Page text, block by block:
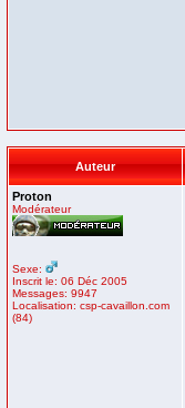
Auteur
Proton
Modérateur
Sexe:
Inscrit le: 06 Déc 2005
Messages: 9947
Localisation: csp-cavaillon.com
(84)